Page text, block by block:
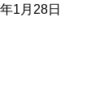
1月28日